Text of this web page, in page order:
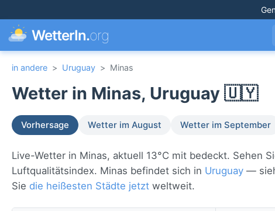
WetterIn.org
in andere > Uruguay > Minas
Wetter in Minas, Uruguay 🇺🇾
Vorhersage Wetter im August Wetter im September
Live-Wetter in Minas, aktuell 13°C mit bedeckt. Sehen
Luftqualitätsindex. Minas befindet sich in Uruguay —
Sie die heißesten Städte jetzt weltweit.